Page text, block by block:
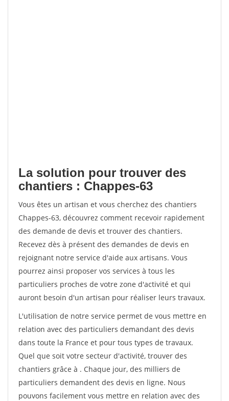
La solution pour trouver des
chantiers : Chappes-63
Vous êtes un artisan et vous cherchez des chantiers
Chappes-63, découvrez comment recevoir rapidement
des demande de devis et trouver des chantiers.
Recevez dès à présent des demandes de devis en
rejoignant notre service d'aide aux artisans. Vous
pourrez ainsi proposer vos services à tous les
particuliers proches de votre zone d'activité et qui
auront besoin d'un artisan pour réaliser leurs travaux.
L'utilisation de notre service permet de vous mettre en
relation avec des particuliers demandant des devis
dans toute la France et pour tous types de travaux.
Quel que soit votre secteur d'activité, trouver des
chantiers grâce à . Chaque jour, des milliers de
particuliers demandent des devis en ligne. Nous
pouvons facilement vous mettre en relation avec des